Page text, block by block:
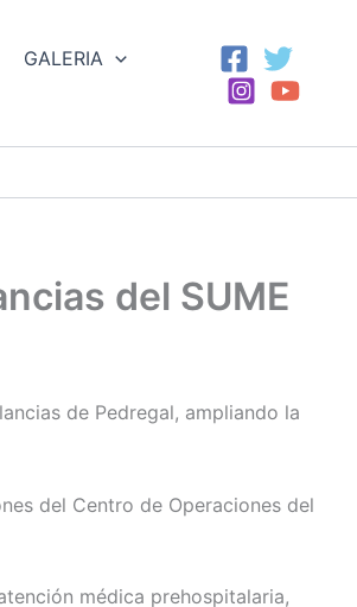
GALERIA
del SUME
de Pedregal, ampliando la
del Centro de Operaciones del
médica prehospitalaria,